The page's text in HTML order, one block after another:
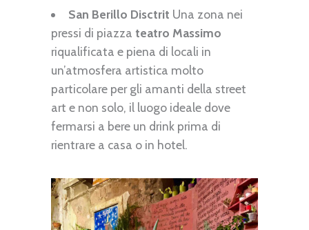
San Berillo Disctrit Una zona nei
pressi di piazza teatro Massimo
riqualificata e piena di locali in
un’atmosfera artistica molto
particolare per gli amanti della street
art e non solo, il luogo ideale dove
fermarsi a bere un drink prima di
rientrare a casa o in hotel.